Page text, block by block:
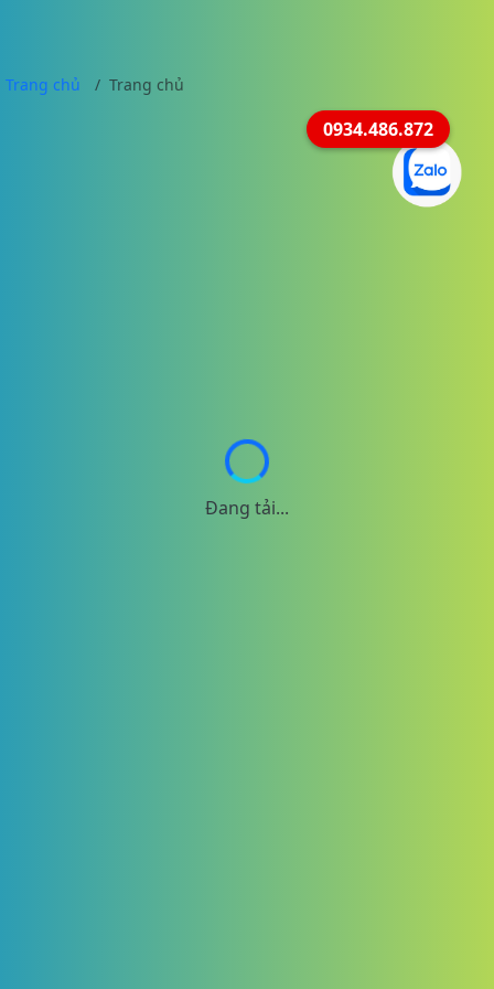
Trang chủ Trang chủ
Đang tải...
0934.486.872